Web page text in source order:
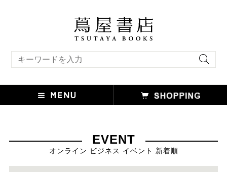
EVENT
オンライン ビジネス イベント 新着順